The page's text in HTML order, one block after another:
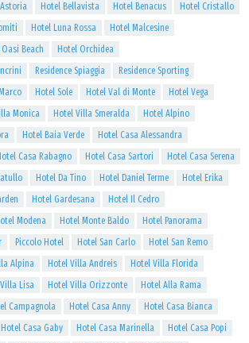
Hotel Bellavista Hotel Benacus
Hotel Cristallo
Hotel Luna Rossa
Hotel Malcesine
Beach
Hotel Orchidea
Residence Spiaggia
Residence Sporting
Hotel Sole Hotel Val di Monte
Hotel Vega
Monica Hotel Villa Smeralda
Hotel Alpino
Hotel Baia Verde
Hotel Casa Alessandra
Casa Rabagno Hotel Casa Sartori
Hotel Casa Serena
Hotel Da Tino Hotel Daniel Terme
Hotel Erika
Hotel Gardesana
Hotel Il Cedro
Modena Hotel Monte Baldo
Hotel Panorama
Piccolo Hotel Hotel San Carlo
Hotel San Remo
Alpina Hotel Villa Andreis
Hotel Villa Florida
Lisa Hotel Villa Orizzonte
Hotel Alla Rama
Campagnola Hotel Casa Anny
Hotel Casa Bianca
Hotel Casa Gaby Hotel Casa Marinella
Hotel Casa Popi